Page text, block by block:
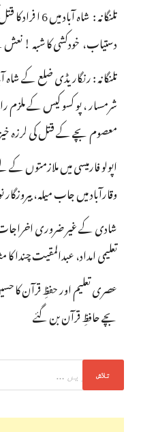
تلنگانہ : شاہ
دستیاب، خودکشی کا شبہ ! نعش
تلنگانہ : رنگاریڈی ضلع کے شاہ
معصوم بچے کے قتل کی لرزہ
وقارآباد میں جاب میلہ،
تعلیمی امداد، عبدالمقیت چندا کا
عصری تعلیم اور حفظِ قرآن کا
بچے حافظِ قرآن بن گئے